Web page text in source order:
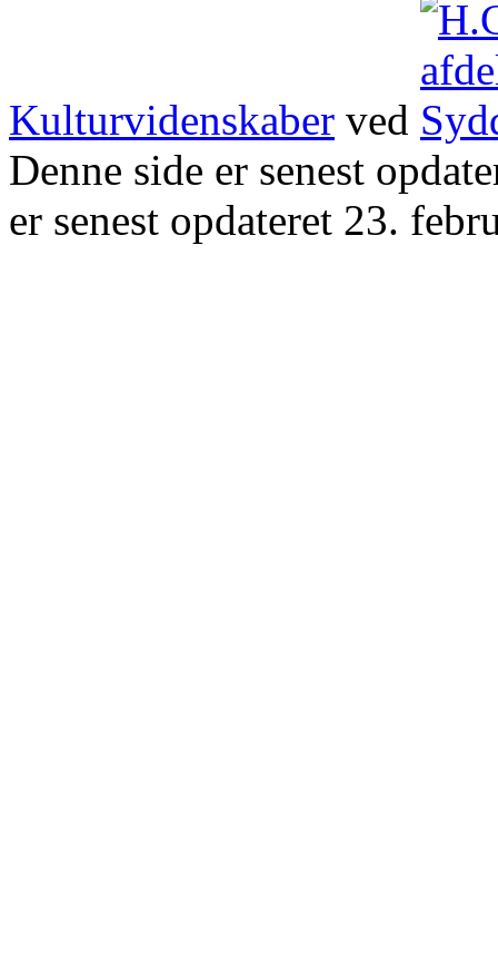
Kulturvidenskaber ved
Denne side er senest
er senest opdateret 23.